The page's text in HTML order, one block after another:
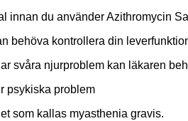
innan du använder Azithromycin
behöva kontrollera din
svåra njurproblem kan läkaren
psykiska problem
som kallas myasthenia gravis.